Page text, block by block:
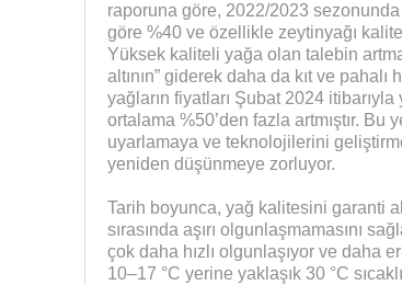
raporuna göre, 2022/2023
göre %40 ve özellikle zeytinyağı
Yüksek kaliteli yağa olan talebin
altının” giderek daha da kıt ve
yağların fiyatları Şubat 2024 itibarıyla
ortalama %50’den fazla artmıştır.
uyarlamaya ve teknolojilerini
yeniden düşünmeye zorluyor.
Tarih boyunca, yağ kalitesini garanti
sırasında aşırı olgunlaşmamasını
çok daha hızlı olgunlaşıyor ve daha
10–17 °C yerine yaklaşık 30 °C